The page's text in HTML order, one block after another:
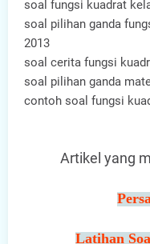
soal fungsi kuadrat
soal pilihan ganda
2013
soal cerita fungsi
soal pilihan ganda
contoh soal fungsi
Artikel yang
Latihan